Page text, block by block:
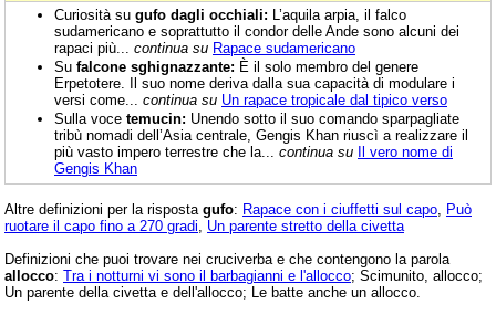
Curiosità su gufo dagli occhiali: L’aquila arpia, il falco
sudamericano e soprattutto il condor delle Ande sono alcuni dei
rapaci più... continua su Rapace sudamericano
Su falcone sghignazzante: È il solo membro del genere
Erpetotere. Il suo nome deriva dalla sua capacità di modulare i
versi come... continua su Un rapace tropicale dal tipico verso
Sulla voce temucin: Unendo sotto il suo comando sparpagliate
tribù nomadi dell’Asia centrale, Gengis Khan riuscì a realizzare il
più vasto impero terrestre che la... continua su Il vero nome di
Gengis Khan
Altre definizioni per la risposta gufo: Rapace con i ciuffetti sul capo Può
ruotare il capo fino a 270 gradi
Un parente stretto della civetta
Definizioni che puoi trovare nei cruciverba e che contengono la parola
allocco: Tra i notturni vi sono il barbagianni e l'allocco; Scimunito, allocco;
Un parente della civetta e dell'allocco; Le batte anche un allocco.